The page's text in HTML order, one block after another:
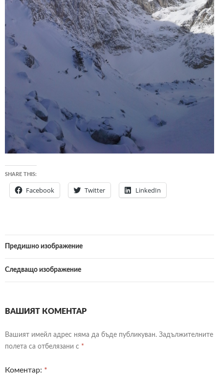
SHARE THIS:
Facebook Twitter LinkedIn
Предишно изображение
Следващо изображение
ВАШИЯТ КОМЕНТАР
Вашият имейл адрес няма да бъде публикуван. Задължителните
полета са отбелязани с *
Коментар: *